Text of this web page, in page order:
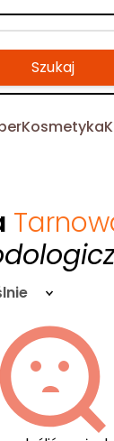
Szukaj
Kosmetyka